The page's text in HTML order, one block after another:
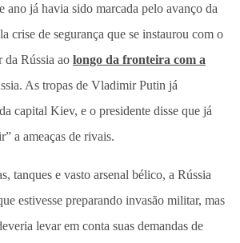
ano já havia sido marcada pelo avanço da
crise de segurança que se instaurou com o
da Rússia ao longo da fronteira com a
As tropas de Vladimir Putin já
capital Kiev, e o presidente disse que já
a ameaças de rivais.
tanques e vasto arsenal bélico, a Rússia
estivesse preparando invasão militar, mas
levar em conta suas demandas de